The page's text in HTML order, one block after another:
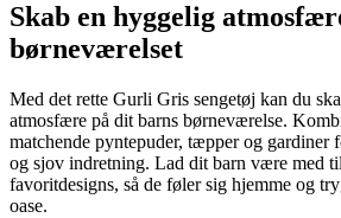
Skab en hyggelig
børneværelset
Med det rette Gurli Gris sengetøj kan du
atmosfære på dit barns børneværelse.
matchende pyntepuder, tæpper og gardiner
og sjov indretning. Lad dit barn være med
favoritdesigns, så de føler sig hjemme og
oase.